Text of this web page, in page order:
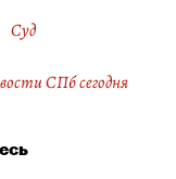
Суд
СПб сегодня